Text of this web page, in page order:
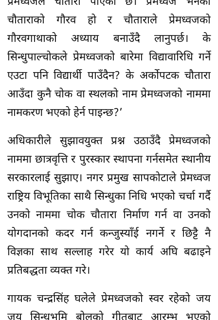
चौताराको गौरव हो र चौताराले प्रेमध्वजको
गौरवगाथाको अध्याय बनाउँदै लानुपर्छ। के
सिन्धुपाल्चोकले प्रेमध्वजको बारेमा विद्यावारिधि गर्ने
एउटा पनि विद्यार्थी पाउँदैन? के अर्कोपटक चौतारा
आउँदा कुनै चोक वा स्थलको नाम प्रेमध्वजको नाममा
नामकरण भएको हेर्न पाइन्छ?’
अधिकारीले सुझावयुक्त प्रश्न उठाउँदै प्रेमध्वजको
नाममा छात्रवृत्ति र पुरस्कार स्थापना गर्नसमेत स्थानीय
सरकारलाई सुझाए। नगर प्रमुख सापकोटाले प्रेमध्वज
राष्ट्रिय विभूतिका साथै सिन्धुका निधि भएको चर्चा गर्दै
उनको नाममा चोक चौतारा निर्माण गर्न वा उनको
योगदानको कदर गर्न कन्जुस्याँई नगर्ने र छिट्टै नै
विज्ञका साथ सल्लाह गरेर यो कार्य अघि बढाइने
प्रतिबद्धता व्यक्त गरे।
गायक चन्द्रसिंह घलेले प्रेमध्वजको स्वर रहेको जय